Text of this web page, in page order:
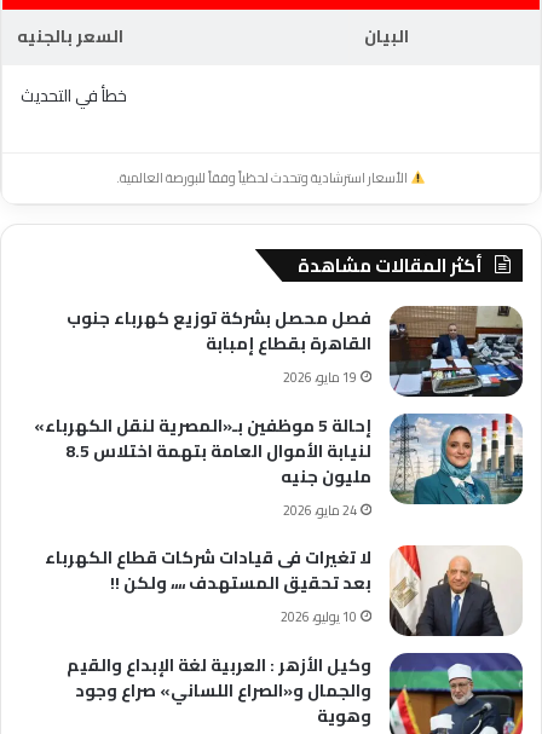
البيان
السعر بالجنيه
خطأ في التحديث
الأسعار استرشادية وتحدث لحظياً وفقاً للبورصة العالمية.
أكثر المقالات مشاهدة
فصل محصل بشركة توزيع كهرباء جنوب
القاهرة بقطاع إمبابة
19 مايو، 2026
إحالة 5 موظفين بـ«المصرية لنقل الكهرباء»
لنيابة الأموال العامة بتهمة اختلاس 8.5
مليون جنيه
24 مايو، 2026
لا تغيرات فى قيادات شركات قطاع الكهرباء
بعد تحقيق المستهدف ،،،، ولكن !!
10 يوليو، 2026
وكيل الأزهر : العربية لغة الإبداع والقيم
والجمال و«الصراع اللساني» صراع وجود
وهوية